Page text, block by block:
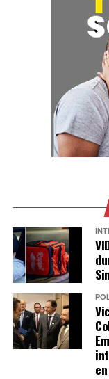
La participación
histórico acto
cooperación
voluntad de
bilateral
pueblos.
Comparte esto:
Me gusta esto: